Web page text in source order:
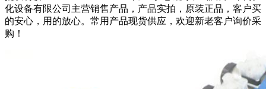
化设备有限公司主营销售产品，产品实拍，原装正品，客户买
的安心，用的放心。常用产品现货供应，欢迎新老客户询价采
购！